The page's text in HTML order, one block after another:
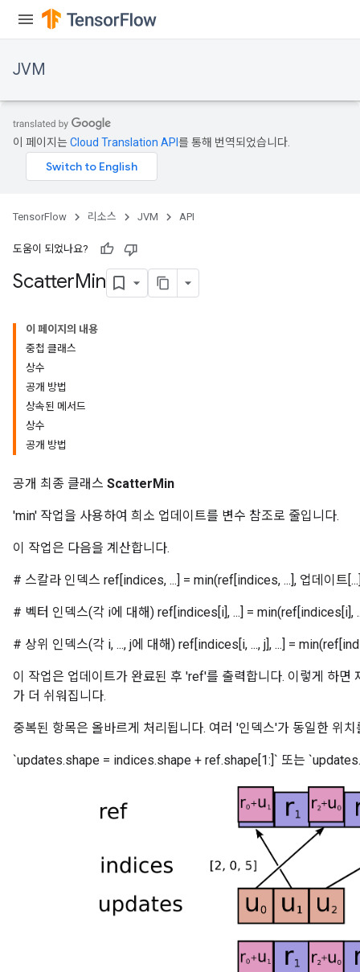
JVM
이 페이지는Cloud Translation API 를 통해 번역되었습니다.
TensorFlow 리소스 JVM API
도움이 되었나요?
ScatterMin
이 페이지의 내용
중첩 클래스
상수
공개 방법
상속된 메서드
상수
공개 방법
공개 최종 클래스 ScatterMin
'min' 작업을 사용하여 희소 업데이트를 변수 참조로 줄입니다.
이 작업은 다음을 계산합니다.
# 스칼라 인덱스 ref[indices, ...] = min(ref[indices, ...], 업데이트
# 벡터 인덱스(각 i에 대해) ref[indices[i], ...] = min(ref[indices[i],
# 상위 인덱스(각 i, ..., j에 대해) ref[indices[i, ..., j], ...] =
이 작업은 업데이트가 완료된 후 'ref'를 출력합니다. 이렇게 하면
가 더 쉬워집니다.
중복된 항목은 올바르게 처리됩니다. 여러 '인덱스'가 동일한 위
`updates.shape = indices.shape + ref.shape[1:]` 또는